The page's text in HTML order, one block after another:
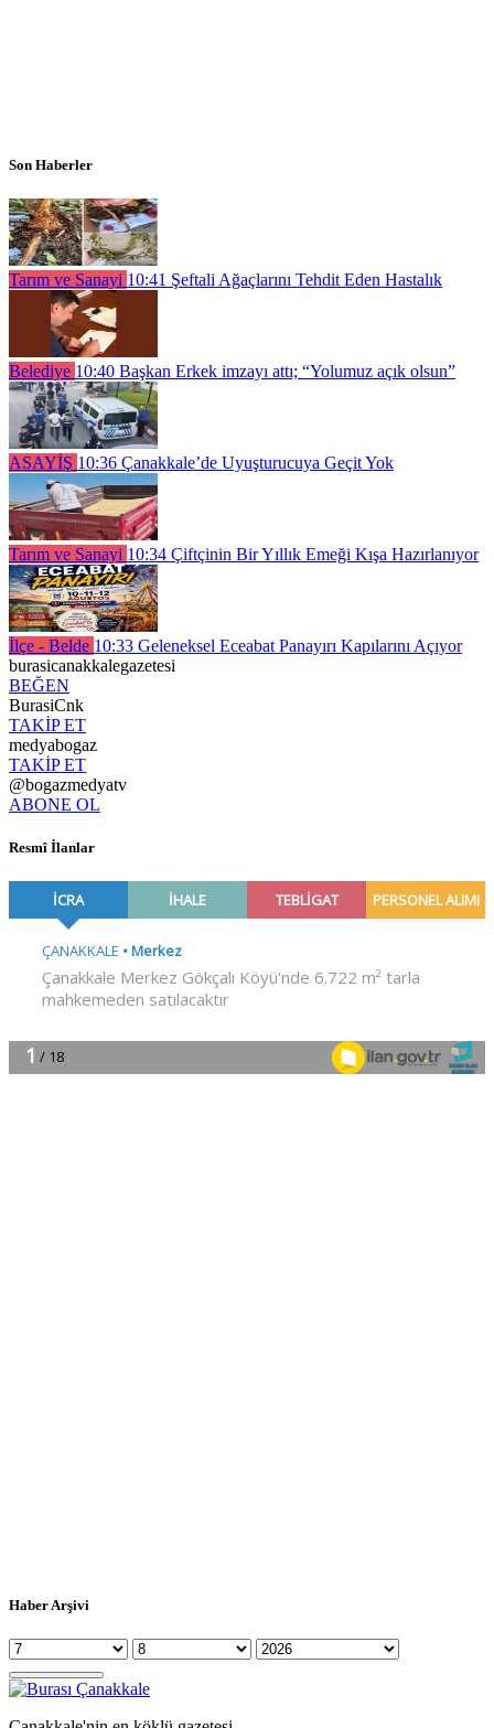
Son Haberler
Tarım ve Sanayi 10:41 Şeftali Ağaçlarını Tehdit Eden Hastalık
Belediye 10:40 Başkan Erkek imzayı attı; “Yolumuz açık olsun”
ASAYİŞ 10:36 Çanakkale’de Uyuşturucuya Geçit Yok
Tarım ve Sanayi 10:34 Çiftçinin Bir Yıllık Emeği Kışa Hazırlanıyor
İlçe - Belde 10:33 Geleneksel Eceabat Panayırı Kapılarını Açıyor
burasicanakkalegazetesi
BEĞEN
BurasiCnk
TAKİP ET
medyabogaz
TAKİP ET
@bogazmedyatv
ABONE OL
Resmî İlanlar
Haber Arşivi